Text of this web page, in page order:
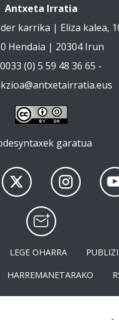
Antxeta Irratia
karrika | Eliza kalea,
Hendaia | 20304 Irun
(0) 5 59 48 36 65 -
garatua
LEGE OHARRA
HARREMANETARAKO